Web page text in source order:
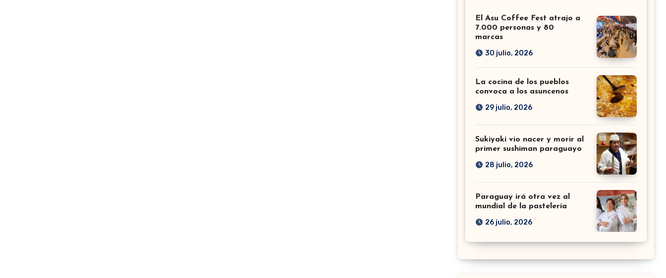
El Asu Coffee Fest atrajo a
7.000 personas y 80
marcas
30 julio, 2026
La cocina de los pueblos
convoca a los asuncenos
29 julio, 2026
Sukiyaki vio nacer y morir al
primer sushiman paraguayo
28 julio, 2026
Paraguay irá otra vez al
mundial de la pastelería
26 julio, 2026